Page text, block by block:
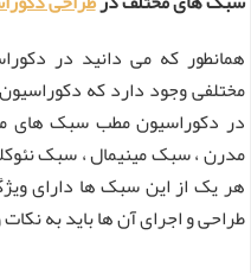
همانطور که می دانید در
مختلفی وجود دارد که
در دکوراسیون مطب سبک
مدرن ، سبک مینیمال ، سبک
هر یک از این سبک ها دارای
طراحی و اجرای آن ها باید به